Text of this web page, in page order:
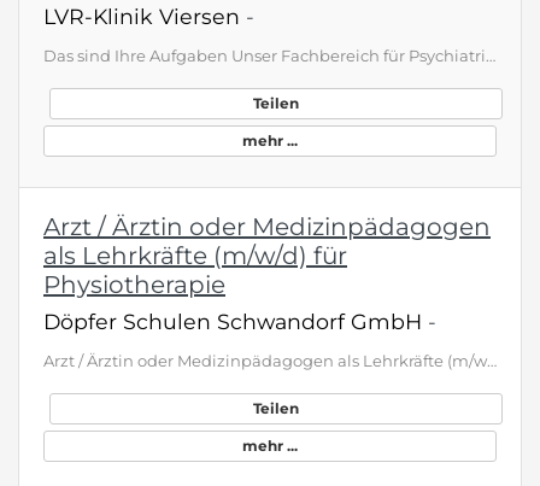
LVR-Klinik Viersen -
Das sind Ihre Aufgaben Unser Fachbereich für Psychiatrie, Psychosomatik und Psychotherapie des Kindes- und Jugendalters sucht ein neues Teammitglied, das genauso engagiert ist wie wir. Wir sind stolz darauf, die größte Kinder- und Jugendpsychiatrie in Deutschland mit 250 stationären und teilstationären Betten und Plätzen zu sein. Das Hauptgelände ist in Viersen, unsere Tageskliniken befinden sich in Viersen, Neuss, Krefeld, Mönchengladbach und Heinsberg. Wir behandeln das gesamte Spektrum kinde…
Teilen
mehr ...
Arzt / Ärztin oder Medizinpädagogen
als Lehrkräfte (m/w/d) für
Physiotherapie
Döpfer Schulen Schwandorf GmbH -
Arzt / Ärztin oder Medizinpädagogen als Lehrkräfte (m/w/d) für Physiotherapie Döpfer Schulen GmbH Teilzeit Hamburg Präsenz / Mobil Mit mehr als 30 Jahren Erfahrung im Bildungsbereich zählt die Döpfer Gruppe mit ihren Aus- und Weiterbildungen sowie Studiengängen zu den führenden Bildungseinrichtungen im Gesundheits- und Sozialwesen. Die Döpfer Gruppe besteht deutschlandweit aus vier Unternehmensbereichen: den Döpfer Schulen, der Döpfer Akademie Fort- und Weiterbildung, dem Praxisverbund Döpfer u…
Teilen
mehr ...